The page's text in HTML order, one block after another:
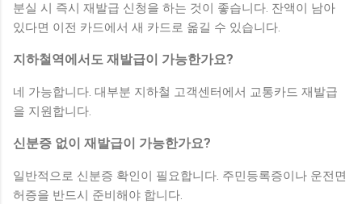
분실 시 즉시 재발급 신청을 하는 것이 좋습니다. 잔액이 남아
있다면 이전 카드에서 새 카드로 옮길 수 있습니다.
지하철역에서도 재발급이 가능한가요?
네 가능합니다. 대부분 지하철 고객센터에서 교통카드 재발급
을 지원합니다.
신분증 없이 재발급이 가능한가요?
일반적으로 신분증 확인이 필요합니다. 주민등록증이나 운전면
허증을 반드시 준비해야 합니다.